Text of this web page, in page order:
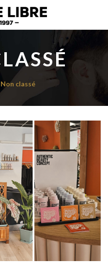
Non classé